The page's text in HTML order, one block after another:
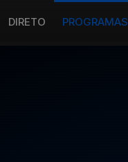
DIRETO PROGRAMAS